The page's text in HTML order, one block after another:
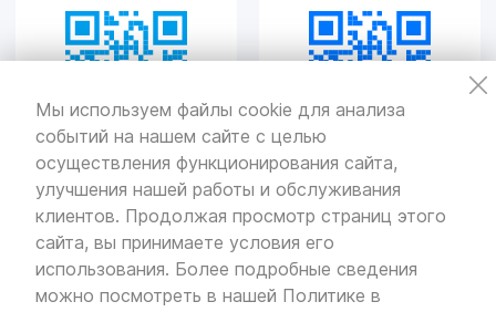
Мы используем файлы cookie для анализа
событий на нашем сайте с целью
осуществления функционирования сайта,
улучшения нашей работы и обслуживания
клиентов. Продолжая просмотр страниц этого
сайта, вы принимаете условия его
использования. Более подробные сведения
можно посмотреть в нашей Политике в
VOLLO Тверь
г. Тверь, проспект Николая Корыткова, 17А
Пн-Пт с 9:00 до 19:00 Сб-Вс с 10:00 до 19:00
© Все права защищены. Информация сайта защищена законом
Политикаконфиденциальности
Разработкаи продвижение — «SeoOlimp»